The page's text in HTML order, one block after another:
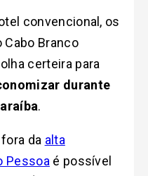
convencional, os
Cabo Branco
certeira para
durante
.
da alta
Pessoa é possível